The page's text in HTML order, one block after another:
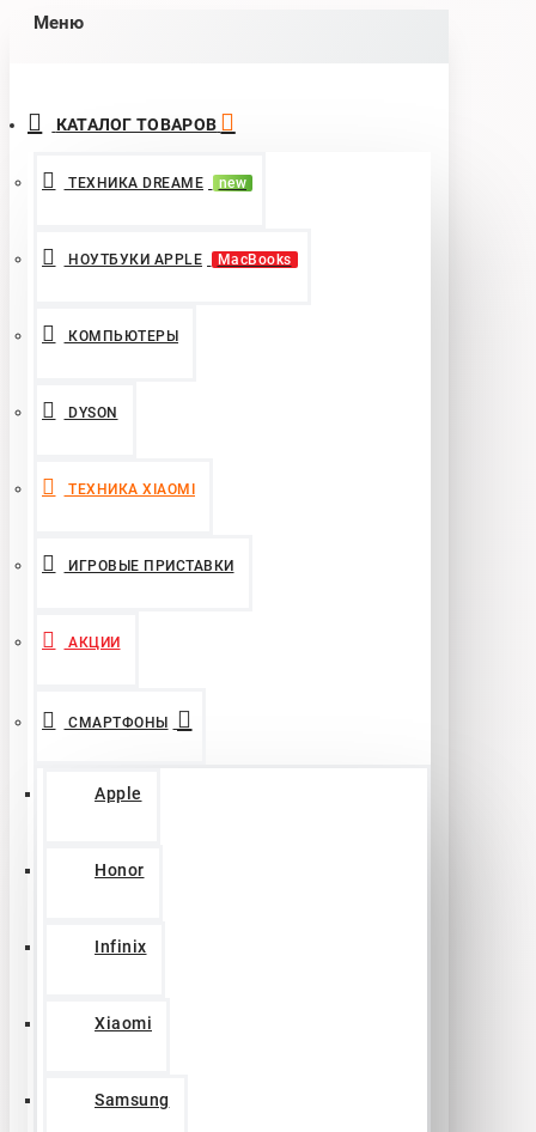
Меню
КАТАЛОГ ТОВАРОВ
ТЕХНИКА DREAME new
НОУТБУКИ APPLE MacBooks
КОМПЬЮТЕРЫ
DYSON
ТЕХНИКА XIAOMI
ИГРОВЫЕ ПРИСТАВКИ
АКЦИИ
СМАРТФОНЫ
Apple
Honor
Infinix
Xiaomi
Samsung